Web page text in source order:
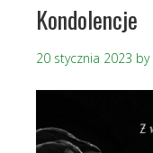
Kondolencje
20 stycznia 2023 by